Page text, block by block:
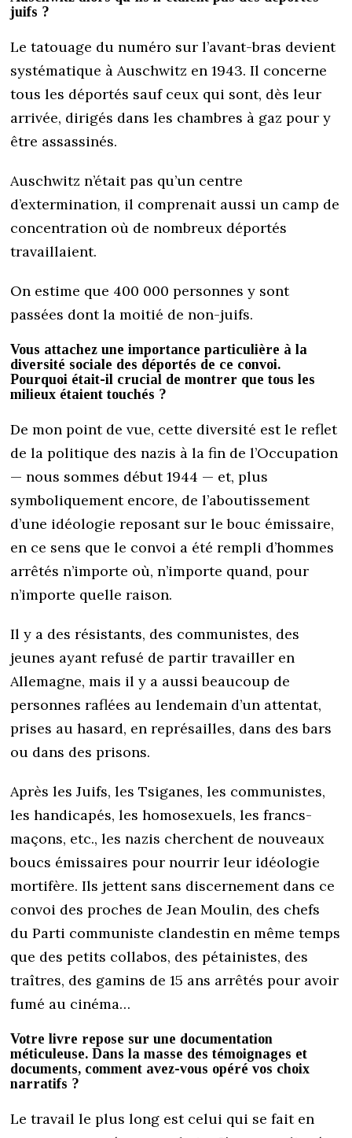
juifs ?
Le tatouage du numéro sur l’avant-bras devient
systématique à Auschwitz en 1943. Il concerne
tous les déportés sauf ceux qui sont, dès leur
arrivée, dirigés dans les chambres à gaz pour y
être assassinés.
Auschwitz n’était pas qu’un centre
d’extermination, il comprenait aussi un camp de
concentration où de nombreux déportés
travaillaient.
On estime que 400 000 personnes y sont
passées dont la moitié de non-juifs.
Vous attachez une importance particulière à la
diversité sociale des déportés de ce convoi.
Pourquoi était-il crucial de montrer que tous les
milieux étaient touchés ?
De mon point de vue, cette diversité est le reflet
de la politique des nazis à la fin de l’Occupation
— nous sommes début 1944 — et, plus
symboliquement encore, de l’aboutissement
d’une idéologie reposant sur le bouc émissaire,
en ce sens que le convoi a été rempli d’hommes
arrêtés n’importe où, n’importe quand, pour
n’importe quelle raison.
Il y a des résistants, des communistes, des
jeunes ayant refusé de partir travailler en
Allemagne, mais il y a aussi beaucoup de
personnes raflées au lendemain d’un attentat,
prises au hasard, en représailles, dans des bars
ou dans des prisons.
Après les Juifs, les Tsiganes, les communistes,
les handicapés, les homosexuels, les francs-
maçons, etc., les nazis cherchent de nouveaux
boucs émissaires pour nourrir leur idéologie
mortifère. Ils jettent sans discernement dans ce
convoi des proches de Jean Moulin, des chefs
du Parti communiste clandestin en même temps
que des petits collabos, des pétainistes, des
traîtres, des gamins de 15 ans arrêtés pour avoir
fumé au cinéma…
Votre livre repose sur une documentation
méticuleuse. Dans la masse des témoignages et
documents, comment avez-vous opéré vos choix
narratifs ?
Le travail le plus long est celui qui se fait en